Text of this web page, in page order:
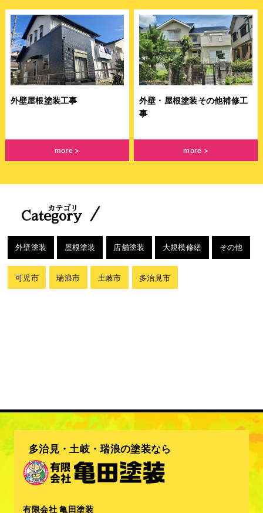
外壁屋根塗装工事
more
外壁・屋根塗装その他補修工
事
more
カテゴリ
Category ／
外壁塗装 屋根塗装 店舗塗装 大規模修繕 その他
可児市 瑞浪市 土岐市 多治見市
多治見・土岐・瑞浪の塗装なら
有限会社 亀田塗装